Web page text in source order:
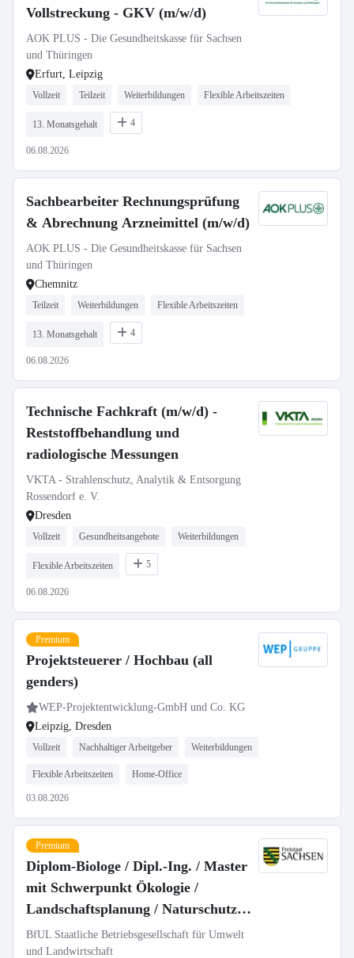
Vollstreckung - GKV (m/w/d)
AOK PLUS - Die Gesundheitskasse für Sachsen
und Thüringen
Erfurt, Leipzig
Vollzeit Teilzeit Weiterbildungen Flexible Arbeitszeiten
13. Monatsgehalt 4
06.08.2026
Sachbearbeiter Rechnungsprüfung
& Abrechnung Arzneimittel (m/w/d)
AOK PLUS - Die Gesundheitskasse für Sachsen
und Thüringen
Chemnitz
Teilzeit Weiterbildungen Flexible Arbeitszeiten
13. Monatsgehalt 4
06.08.2026
Technische Fachkraft (m/w/d) -
Reststoffbehandlung und
radiologische Messungen
VKTA - Strahlenschutz, Analytik & Entsorgung
Rossendorf e. V.
Dresden
Vollzeit Gesundheitsangebote Weiterbildungen
Flexible Arbeitszeiten 5
06.08.2026
Premium
Projektsteuerer / Hochbau (all
genders)
WEP-Projektentwicklung-GmbH und Co. KG
Leipzig, Dresden
Vollzeit Nachhaltiger Arbeitgeber Weiterbildungen
Flexible Arbeitszeiten Home-Office
03.08.2026
Premium
Diplom-Biologe / Dipl.-Ing. / Master
mit Schwerpunkt Ökologie /
Landschaftsplanung / Naturschutz
(m/w/d) als Fachbereichsleitung
Messnetz Naturschutz in Vollzeit /
BfUL Staatliche Betriebsgesellschaft für Umwelt
und Landwirtschaft